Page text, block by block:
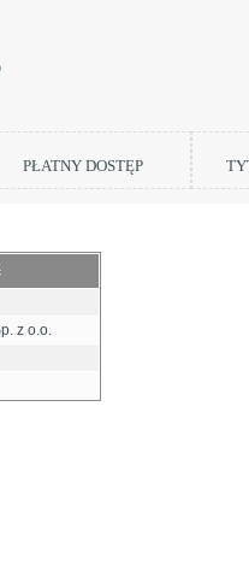
PŁATNY DOSTĘP
z o.o.